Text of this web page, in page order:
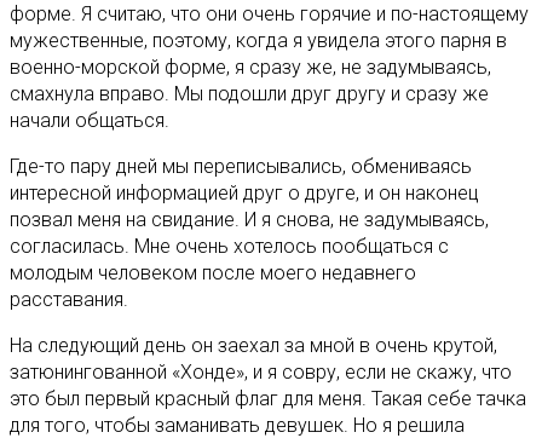
форме. Я считаю, что они очень горячие и по-настоящему
мужественные, поэтому, когда я увидела этого парня в
военно-морской форме, я сразу же, не задумываясь,
смахнула вправо. Мы подошли друг другу и сразу же
начали общаться.
Где-то пару дней мы переписывались, обмениваясь
интересной информацией друг о друге, и он наконец
позвал меня на свидание. И я снова, не задумываясь,
согласилась. Мне очень хотелось пообщаться с
молодым человеком после моего недавнего
расставания.
На следующий день он заехал за мной в очень крутой,
затюнингованной «Хонде», и я совру, если не скажу, что
это был первый красный флаг для меня. Такая себе тачка
для того, чтобы заманивать девушек. Но я решила